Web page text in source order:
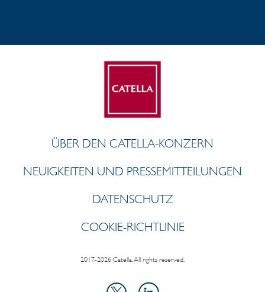
ÜBER DEN CATELLA-KONZERN
NEUIGKEITEN UND PRESSEMITTEILUNGEN
DATENSCHUTZ
COOKIE-RICHTLINIE
2017-2026 Catella. All rights reserved.
LinkedIn